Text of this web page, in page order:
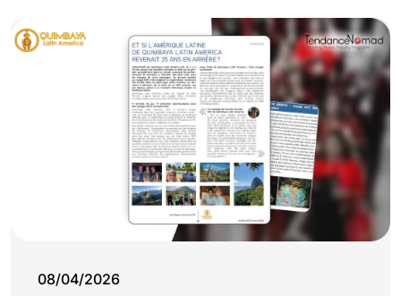
08/04/2026